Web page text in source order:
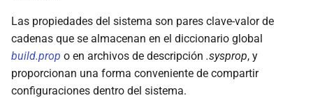
Las propiedades del sistema son pares clave-valor de
cadenas que se almacenan en el diccionario global
build.prop o en archivos de descripción .sysprop, y
proporcionan una forma conveniente de compartir
configuraciones dentro del sistema.